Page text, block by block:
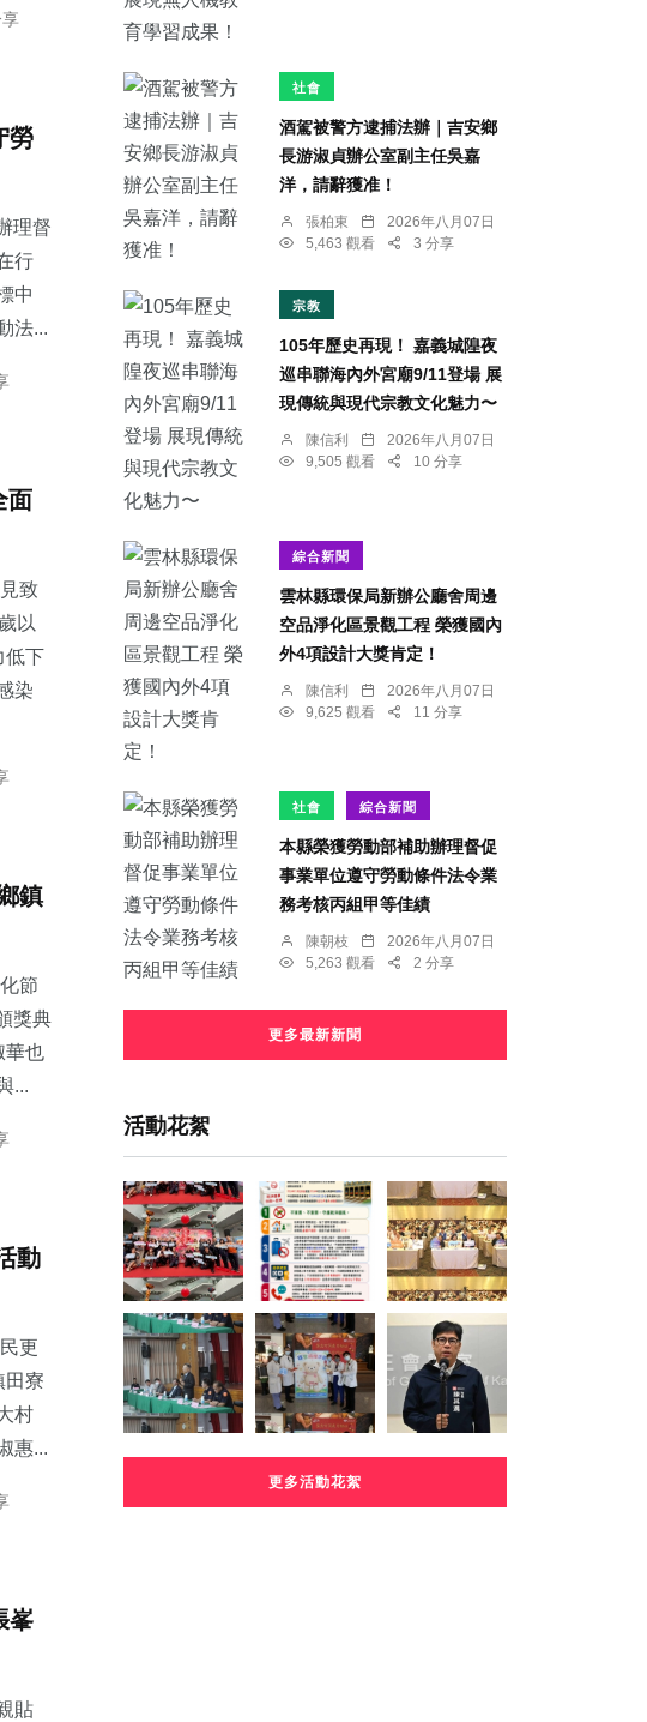
勞
理督
行
中
法...
面
致
以
低下
染
鎮
節
獎典
華也
...
動
更
田寮
村
惠...
峯
貼
社會
酒駕被警方逮捕法辦｜吉安鄉
長游淑貞辦公室副主任吳嘉
洋，請辭獲准！
張柏東
2026年八月07日
5,463 觀看
3 分享
宗教
105年歷史再現！ 嘉義城隍夜
巡串聯海內外宮廟9/11登場 展
現傳統與現代宗教文化魅力〜
陳信利
2026年八月07日
9,505 觀看
10 分享
綜合新聞
雲林縣環保局新辦公廳舍周邊
空品淨化區景觀工程 榮獲國內
外4項設計大獎肯定！
陳信利
2026年八月07日
9,625 觀看
11 分享
社會 綜合新聞
本縣榮獲勞動部補助辦理督促
事業單位遵守勞動條件法令業
務考核丙組甲等佳績
陳朝枝
2026年八月07日
5,263 觀看
2 分享
更多最新新聞
活動花絮
更多活動花絮